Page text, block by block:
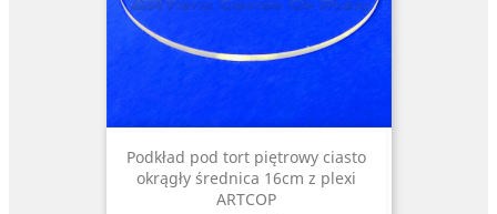
Podkład pod tort piętrowy ciasto
okrągły średnica 16cm z plexi
ARTCOP